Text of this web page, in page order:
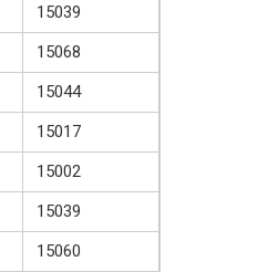
15039
15068
15044
15017
15002
15039
15060